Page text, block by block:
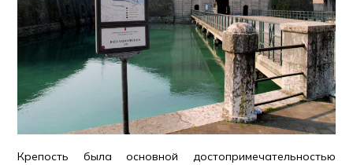
Крепость была основной достопримечательностью